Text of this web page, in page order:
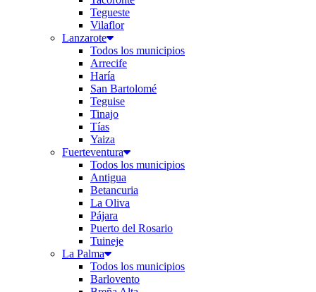
Tegueste
Vilaflor
Lanzarote
Todos los municipios
Arrecife
Haría
San Bartolomé
Teguise
Tinajo
Tías
Yaiza
Fuerteventura
Todos los municipios
Antigua
Betancuria
La Oliva
Pájara
Puerto del Rosario
Tuineje
La Palma
Todos los municipios
Barlovento